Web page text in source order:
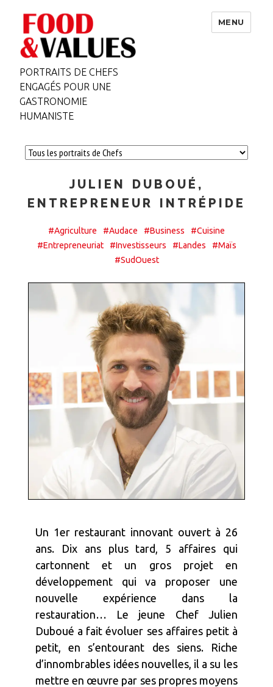
PORTRAITS DE CHEFS
ENGAGÉS POUR UNE
GASTRONOMIE
HUMANISTE
MENU
JULIEN DUBOUÉ,
ENTREPRENEUR INTRÉPIDE
#Agriculture #Audace #Business
#Cuisine
#Entrepreneuriat
#Investisseurs #Landes
#Maïs
#SudOuest
Un 1er restaurant innovant ouvert à 26
ans. Dix ans plus tard, 5 affaires qui
cartonnent et un gros projet en
développement qui va proposer une
nouvelle expérience dans la
restauration… Le jeune Chef Julien
Duboué a fait évoluer ses affaires petit à
petit, en s’entourant des siens. Riche
d’innombrables idées nouvelles, il a su les
mettre en œuvre par ses propres moyens